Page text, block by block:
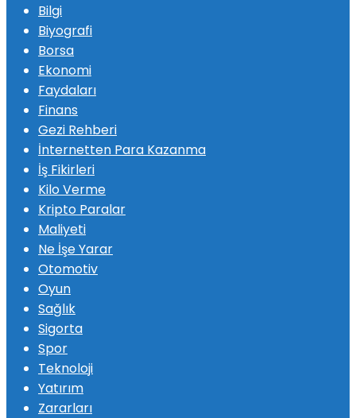
Bilgi
Biyografi
Borsa
Ekonomi
Faydaları
Finans
Gezi Rehberi
İnternetten Para Kazanma
İş Fikirleri
Kilo Verme
Kripto Paralar
Maliyeti
Ne İşe Yarar
Otomotiv
Oyun
Sağlık
Sigorta
Spor
Teknoloji
Yatırım
Zararları